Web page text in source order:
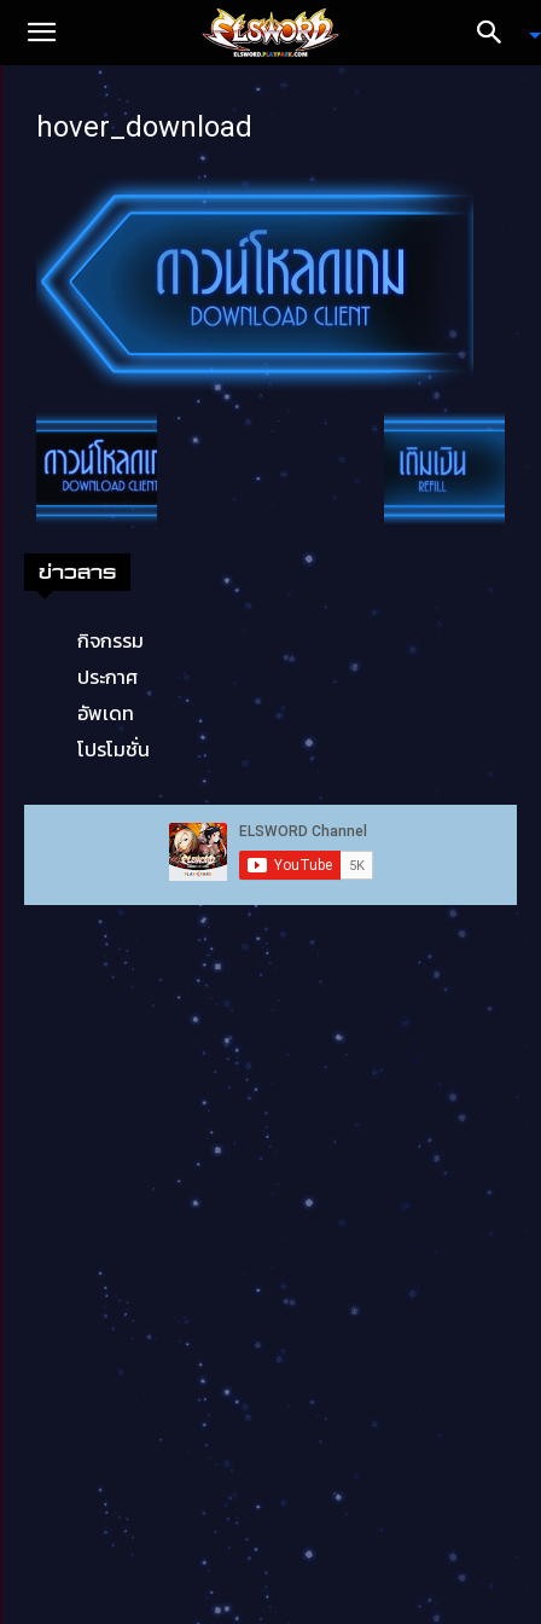
hover_download
ข่าวสาร
กิจกรรม
ประกาศ
อัพเดท
โปรโมชั่น